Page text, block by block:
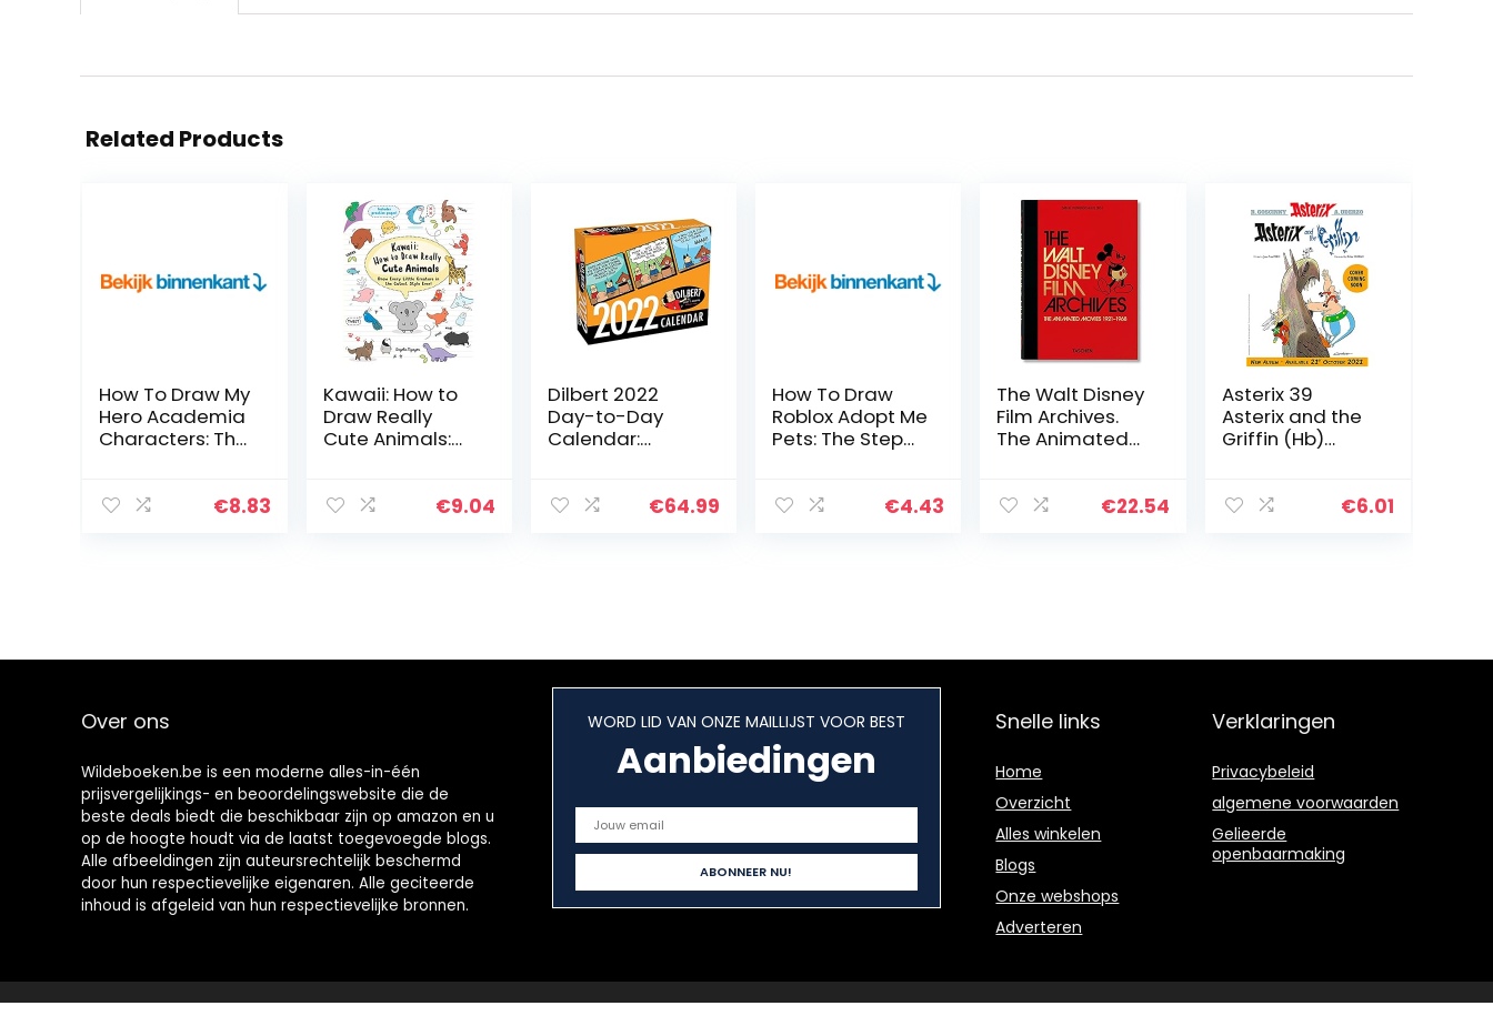
Related Products
How To Draw My
Hero Academia
Characters: The
Drawing 40
€8.83
Kawaii: How to
Draw Really
Cute Animals:
Cutest Style €9.04
Dilbert 2022
Day-to-Day
Calendar:
McMeel-
€64.99
How To Draw
Roblox Adopt Me
Pets: The Step
Cute Roblox €4.43
The Walt Disney
Film Archives.
The Animated
The Animated
€22.54
Asterix 39
Asterix and the
Griffin (Hb)
€6.01
Over ons
Wildeboeken.be is een moderne alles-in-één
prijsvergelijkings- en beoordelingswebsite die de
beste deals biedt die beschikbaar zijn op amazon en u
op de hoogte houdt via de laatst toegevoegde blogs.
Alle afbeeldingen zijn auteursrechtelijk beschermd
door hun respectievelijke eigenaren. Alle geciteerde
inhoud is afgeleid van hun respectievelijke bronnen.
WORD LID VAN ONZE MAILLIJST VOOR BEST
Aanbiedingen
Snelle links
Home
Overzicht
Alles winkelen
Blogs
Onze webshops
Adverteren
Verklaringen
Privacybeleid
algemene voorwaarden
Gelieerde
openbaarmaking